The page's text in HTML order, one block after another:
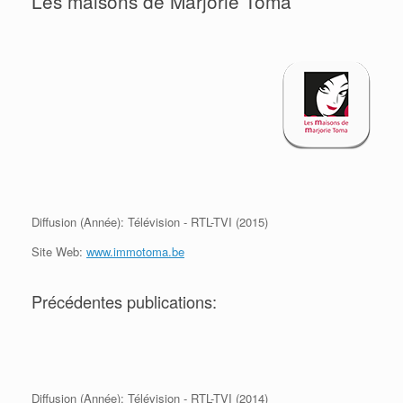
Diffusion (Année): Télévision - RTL-TVI (2015)
Site Web: www.immotoma.be
Précédentes publications:
Diffusion (Année): Télévision - RTL-TVI (2014)